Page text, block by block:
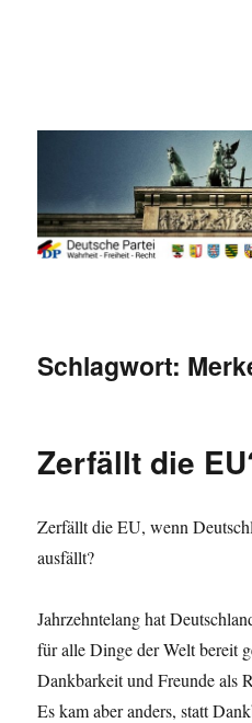
Schlagwort:
Zerfällt die
Zerfällt die EU, wenn
ausfällt?
Jahrzehntelang hat
für alle Dinge der Welt bereit
Dankbarkeit und Freunde als
Es kam aber anders, statt